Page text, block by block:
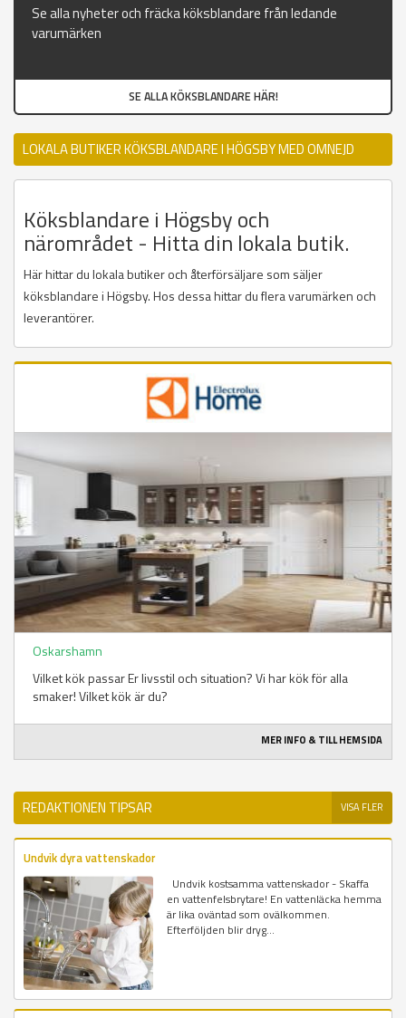
Se alla nyheter och fräcka köksblandare från ledande
varumärken
SE ALLA KÖKSBLANDARE HÄR!
LOKALA BUTIKER KÖKSBLANDARE I HÖGSBY MED OMNEJD
Köksblandare i Högsby och
närområdet - Hitta din lokala butik.
Här hittar du lokala butiker och återförsäljare som säljer
köksblandare i Högsby. Hos dessa hittar du flera varumärken och
leverantörer.
Oskarshamn
Vilket kök passar Er livsstil och situation? Vi har kök för alla
smaker! Vilket kök är du?
MER INFO & TILL HEMSIDA
REDAKTIONEN TIPSAR VISA FLER
Undvik dyra vattenskador
Undvik kostsamma vattenskador - Skaffa
en vattenfelsbrytare! En vattenläcka hemma
är lika oväntad som ovälkommen.
Efterföljden blir dryg...